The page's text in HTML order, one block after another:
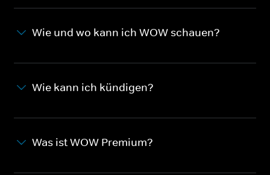
Wie und wo kann ich WOW schauen?
Wie kann ich kündigen?
Was ist WOW Premium?